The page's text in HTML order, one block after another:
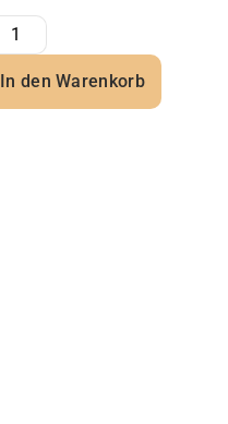
In den Warenkorb